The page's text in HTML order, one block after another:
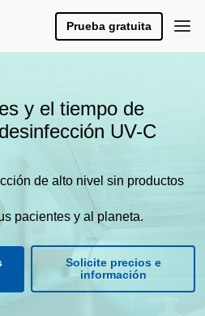
Prueba gratuita
y el tiempo de
UV-C
de alto nivel sin productos
pacientes y al planeta.
Solicite precios e
información